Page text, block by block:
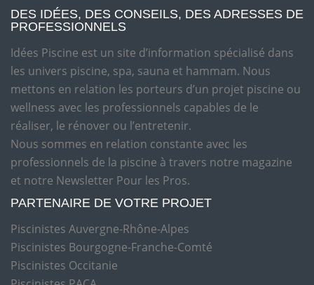
DES IDÉES, DES CONSEILS, DES ADRESSES DE
PROFESSIONNELS
Idées Piscine est un site d’information spécialisé dans
les univers piscine, spa, sauna et hammam. Nous
mettons en relation les porteurs d’un projet piscine ou
wellness avec les professionnels capables de le
réaliser, le rénover ou l’entretenir.
Nous sommes en relation constante avec les
professionnels de la piscine à travers notre magazine
et notre Newsletter Pour les Pros.
PARTENAIRE DE VOTRE PROJET
Piscinistes Auvergne-Rhône-Alpes
Piscinistes Bourgogne-Franche-Comté
Piscinistes Occitanie